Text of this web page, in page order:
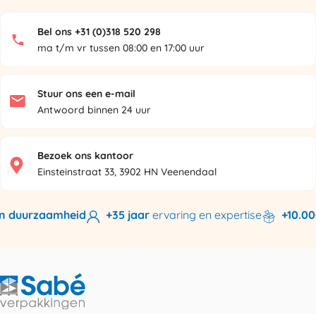
Bel ons +31 (0)318 520 298
ma t/m vr tussen 08:00 en 17:00 uur
Stuur ons een e-mail
Antwoord binnen 24 uur
Bezoek ons kantoor
Einsteinstraat 33, 3902 HN Veenendaal
+35 jaarervaring en expertise